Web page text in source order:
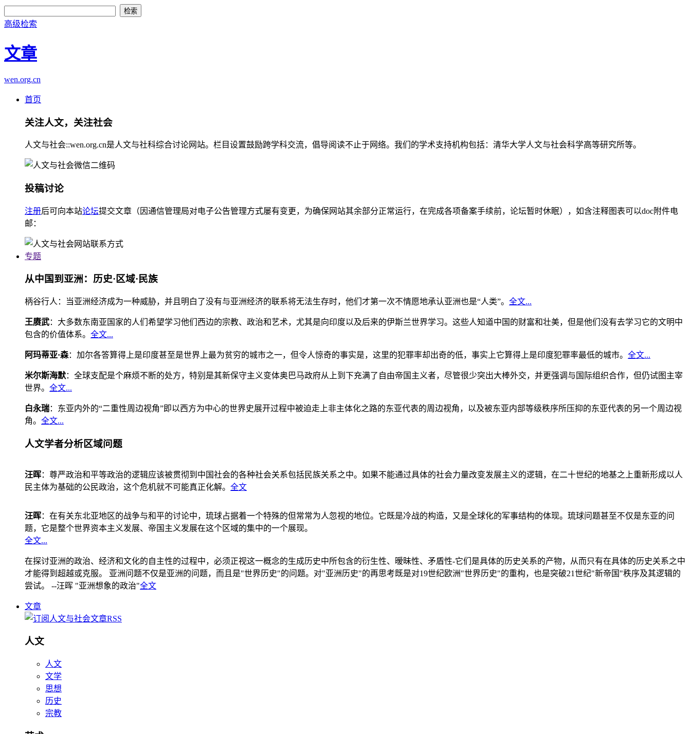
高级检索
文章
wen.org.cn
首页
关注人文，关注社会
人文与社会::wen.org.cn是人文与社科综合讨论网站。栏目设置鼓励跨学科交流，倡导阅读不止于网络。我们的学术支持机构包括：清华大学人文与社会科学高等研究所等。
投稿讨论
注册后可向本站论坛提交文章（因通信管理局对电子公告管理方式屡有变更，为确保网站其余部分正常运行，在完成各项备案手续前，论坛暂时休眠），如含注释图表可以doc附件电
邮：
专题
从中国到亚洲：历史·区域·民族
柄谷行人：当亚洲经济成为一种威胁，并且明白了没有与亚洲经济的联系将无法生存时，他们才第一次不情愿地承认亚洲也是“人类”。 全文...
王赓武：大多数东南亚国家的人们希望学习他们西边的宗教、政治和艺术，尤其是向印度以及后来的伊斯兰世界学习。这些人知道中国的财富和壮美，但是他们没有去学习它的文明中
包含的价值体系。 全文...
阿玛蒂亚·森：加尔各答算得上是印度甚至是世界上最为贫穷的城市之一，但令人惊奇的事实是，这里的犯罪率却出奇的低，事实上它算得上是印度犯罪率最低的城市。 全文...
米尔斯海默：全球支配是个麻烦不断的处方，特别是其新保守主义变体奥巴马政府从上到下充满了自由帝国主义者，尽管很少突出大棒外交，并更强调与国际组织合作，但仍试图主宰
世界。 全文...
白永瑞：东亚内外的“二重性周边视角”即以西方为中心的世界史展开过程中被迫走上非主体化之路的东亚代表的周边视角，以及被东亚内部等级秩序所压抑的东亚代表的另一个周边视
角。 全文...
人文学者分析区域问题
汪晖：尊严政治和平等政治的逻辑应该被贯彻到中国社会的各种社会关系包括民族关系之中。如果不能通过具体的社会力量改变发展主义的逻辑，在二十世纪的地基之上重新形成以人
民主体为基础的公民政治，这个危机就不可能真正化解。 全文
汪晖：在有关东北亚地区的战争与和平的讨论中，琉球占据着一个特殊的但常常为人忽视的地位。它既是冷战的构造，又是全球化的军事结构的体现。琉球问题甚至不仅是东亚的问
题，它是整个世界资本主义发展、帝国主义发展在这个区域的集中的一个展现。
全文...
在探讨亚洲的政治、经济和文化的自主性的过程中，必须正视这一概念的生成历史中所包含的衍生性、暧昧性、矛盾性-它们是具体的历史关系的产物，从而只有在具体的历史关系之中
才能得到超越或克服。 亚洲问题不仅是亚洲的问题，而且是"世界历史"的问题。对"亚洲历史"的再思考既是对19世纪欧洲"世界历史"的重构，也是突破21世纪"新帝国"秩序及其逻辑的
尝试。 --汪晖 "亚洲想象的政治"全文
文章
人文
人文
文学
思想
历史
宗教